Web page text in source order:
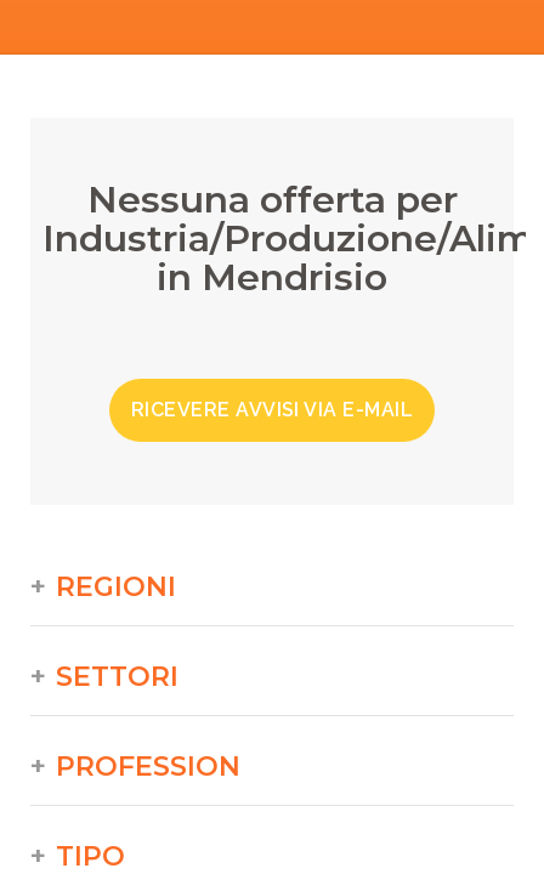
Nessuna offerta per
Industria/Produzione/
in Mendrisio
RICEVERE AVVISI VIA E-MAIL
REGIONI
SETTORI
PROFESSION
TIPO